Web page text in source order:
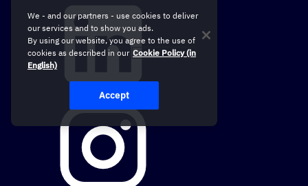
We - and our partners - use cookies to deliver
our services and to show you ads.
By using our website, you agree to the use of
cookies as described in our Cookie Policy (in
English)
Accept